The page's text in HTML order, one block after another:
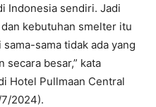
Indonesia sendiri. Jadi
kebutuhan smelter itu
sama tidak ada yang
besar,” kata
Hotel Pullmaan Central
2024).